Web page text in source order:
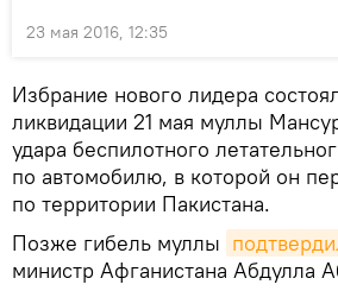
23 мая 2016, 12:35
Избрание нового лидера
ликвидации 21 мая муллы
удара беспилотного
по автомобилю, в которой он
по территории Пакистана.
Позже гибель муллы
министр Афганистана Абдулла